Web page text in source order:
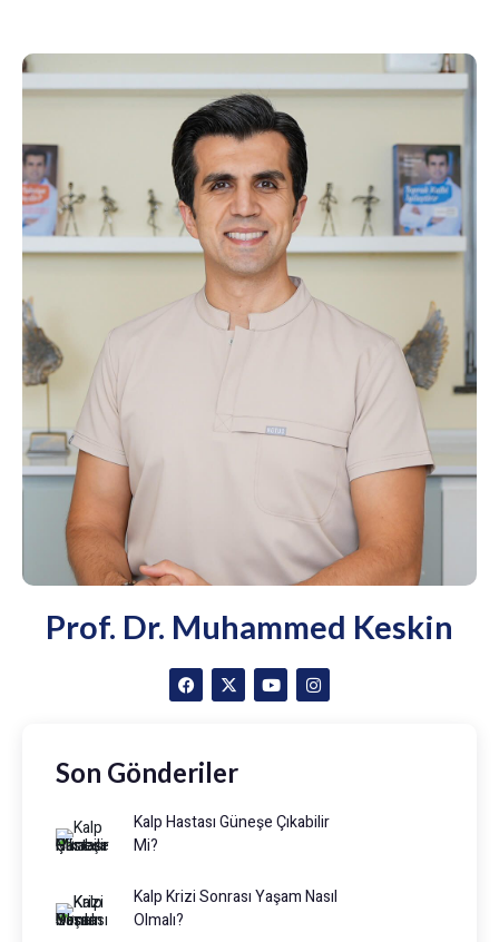
Prof. Dr. Muhammed Keskin
Son Gönderiler
Kalp Hastası Güneşe Çıkabilir
Mi?
Kalp Krizi Sonrası Yaşam Nasıl
Olmalı?